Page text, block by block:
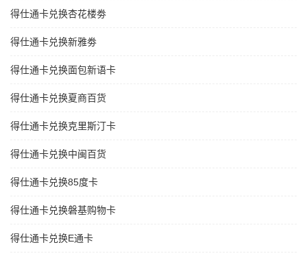
得仕通卡兑换杏花楼劵
得仕通卡兑换新雅劵
得仕通卡兑换面包新语卡
得仕通卡兑换夏商百货
得仕通卡兑换克里斯汀卡
得仕通卡兑换中闽百货
得仕通卡兑换85度卡
得仕通卡兑换磐基购物卡
得仕通卡兑换E通卡